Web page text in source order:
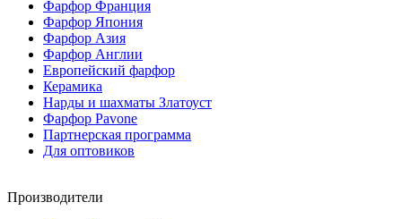
Фарфор Франция
Фарфор Япония
Фарфор Азия
Фарфор Англии
Европейский фарфор
Керамика
Нарды и шахматы Златоуст
Фарфор Pavone
Партнерская программа
Для оптовиков
Производители